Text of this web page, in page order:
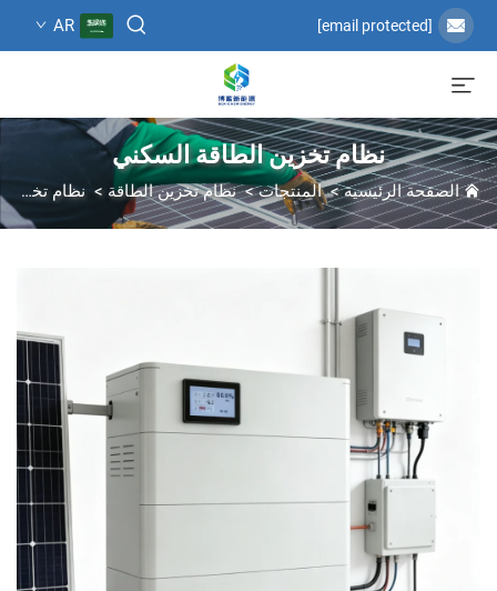
[email protected]
AR
نظام تخزين الطاقة السكني
الصفحة الرئيسية>المنتجات>نظام تخزين الطاقة > نظام تخزين الطاقة السكني